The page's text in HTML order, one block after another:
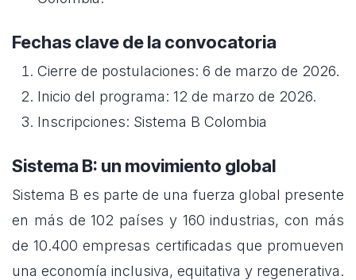
Fechas clave de la convocatoria
Cierre de postulaciones: 6 de marzo de 2026.
Inicio del programa: 12 de marzo de 2026.
Inscripciones: Sistema B Colombia
Sistema B: un movimiento global
Sistema B es parte de una fuerza global presente
en más de 102 países y 160 industrias, con más
de 10.400 empresas certificadas que promueven
una economía inclusiva, equitativa y regenerativa.